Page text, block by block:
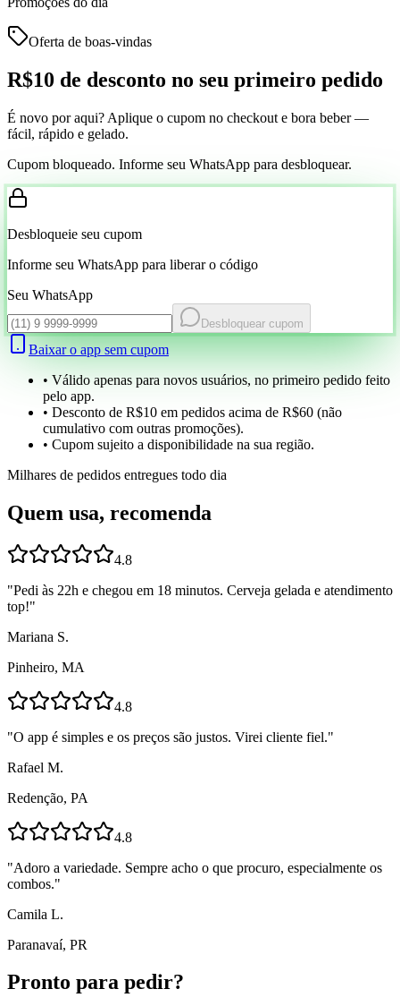
Oferta de boas-vindas
R$10 de desconto no seu primeiro pedido
É novo por aqui? Aplique o cupom no checkout e bora beber —
fácil, rápido e gelado.
Cupom bloqueado. Informe seu WhatsApp para desbloquear.
Desbloqueie seu cupom
Informe seu WhatsApp para liberar o código
Seu WhatsApp
Desbloquear cupom
Baixar o app sem cupom
• Válido apenas para novos usuários, no primeiro pedido feito
pelo app.
• Desconto de R$10 em pedidos acima de R$60 (não
cumulativo com outras promoções).
• Cupom sujeito a disponibilidade na sua região.
Milhares de pedidos entregues todo dia
Quem usa, recomenda
4.8
"Pedi às 22h e chegou em 18 minutos. Cerveja gelada e atendimento
top!"
Mariana S.
Pinheiro, MA
4.8
"O app é simples e os preços são justos. Virei cliente fiel."
Rafael M.
Redenção, PA
4.8
"Adoro a variedade. Sempre acho o que procuro, especialmente os
combos."
Camila L.
Paranavaí, PR
Pronto para pedir?